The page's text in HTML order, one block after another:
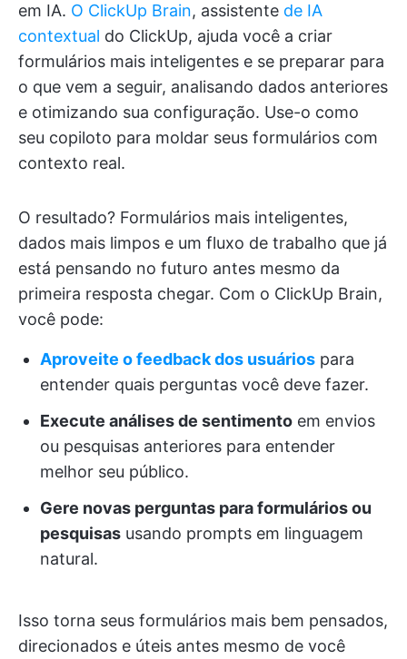
em IA. O ClickUp Brain, assistente de IA
contextual do ClickUp, ajuda você a criar
formulários mais inteligentes e se preparar para
o que vem a seguir, analisando dados anteriores
e otimizando sua configuração. Use-o como
seu copiloto para moldar seus formulários com
contexto real.
O resultado? Formulários mais inteligentes,
dados mais limpos e um fluxo de trabalho que já
está pensando no futuro antes mesmo da
primeira resposta chegar. Com o ClickUp Brain,
você pode:
Aproveite o feedback dos usuários para
entender quais perguntas você deve fazer.
Execute análises de sentimento em envios
ou pesquisas anteriores para entender
melhor seu público.
Gere novas perguntas para formulários ou
pesquisas usando prompts em linguagem
natural.
Isso torna seus formulários mais bem pensados,
direcionados e úteis antes mesmo de você